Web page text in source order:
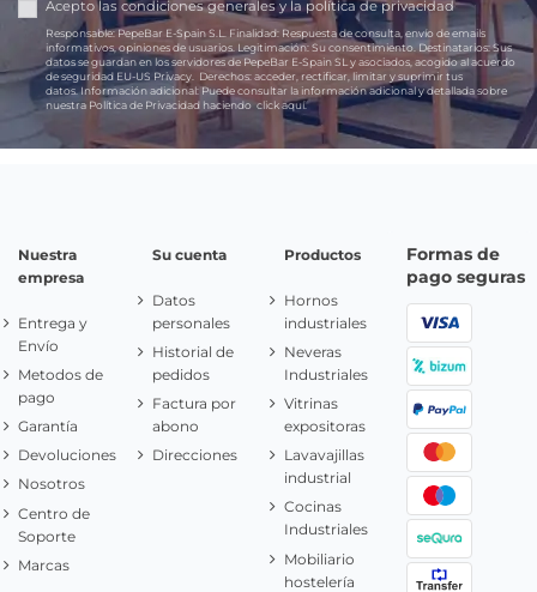
Acepto las condiciones generales y lapolítica de privacidad
Responsable:PepeBar E-Spain S.L. Finalidad: Respuesta de consulta, envío de emails
informativos, opiniones de usuarios. Legitimación: Su consentimiento. Destinatarios:Sus
datos se guardan en los servidores de PepeBar E-Spain SL y asociados, acogido al acuerdo
de seguridad EU-US Privacy.
Derechos: acceder, rectificar, limitar y suprimir tus
datos.Información adicional:Puede consultar la información adicional y detallada sobre
nuestra Política de Privacidad haciendoclick aquí.
Nuestra
empresa
Entrega y
Envío
Metodos de
pago
Garantía
Devoluciones
Nosotros
Centro de
Soporte
Marcas
Su cuenta
Datos
personales
Historial de
pedidos
Factura por
abono
Direcciones
Productos
Hornos
industriales
Neveras
Industriales
Vitrinas
expositoras
Lavavajillas
industrial
Cocinas
Industriales
Mobiliario
hostelería
Formas de
pago seguras